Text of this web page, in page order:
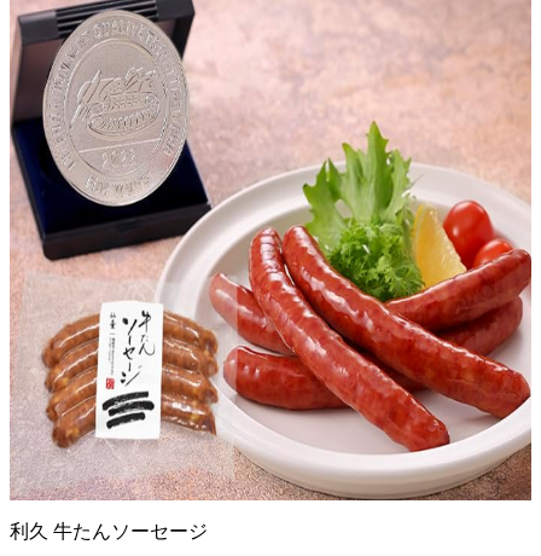
利久 牛たんソーセージ